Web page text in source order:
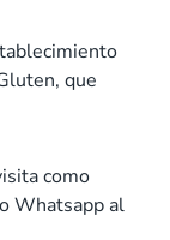
que
como
Whatsapp al